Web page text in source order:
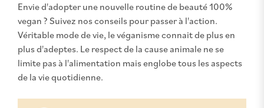
Envie d'adopter une nouvelle routine de beauté 100%
vegan ? Suivez nos conseils pour passer à l'action.
Véritable mode de vie, le véganisme connait de plus en
plus d'adeptes. Le respect de la cause animale ne se
limite pas à l'alimentation mais englobe tous les aspects
de la vie quotidienne.